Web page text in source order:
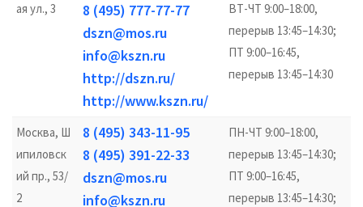
ая ул., 3
8 (495) 777-77-77
dszn@mos.ru
info@kszn.ru
http://dszn.ru/
http://www.kszn.ru/
ВТ-ЧТ 9:00–18:00,
перерыв 13:45–14:30;
ПТ 9:00–16:45,
перерыв 13:45–14:30
Москва, Ш
ипиловск
ий пр., 53/
2
8 (495) 343-11-95
8 (495) 391-22-33
dszn@mos.ru
info@kszn.ru
ПН-ЧТ 9:00–18:00,
перерыв 13:45–14:30;
ПТ 9:00–16:45,
перерыв 13:45–14:30;